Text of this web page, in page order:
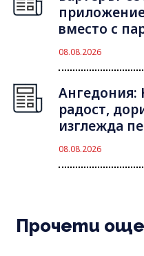
вместо с
08.08.2026
Ангедония:
радост,
изглежда
08.08.2026
Прочети още